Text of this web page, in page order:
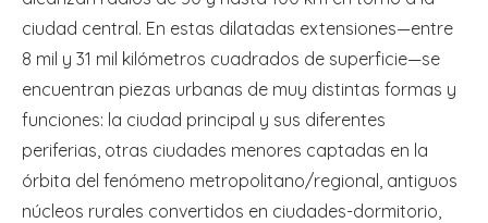
ciudad central. En estas dilatadas extensiones—entre
8 mil y 31 mil kilómetros cuadrados de superficie—se
encuentran piezas urbanas de muy distintas formas y
funciones: la ciudad principal y sus diferentes
periferias, otras ciudades menores captadas en la
órbita del fenómeno metropolitano/regional, antiguos
núcleos rurales convertidos en ciudades-dormitorio,